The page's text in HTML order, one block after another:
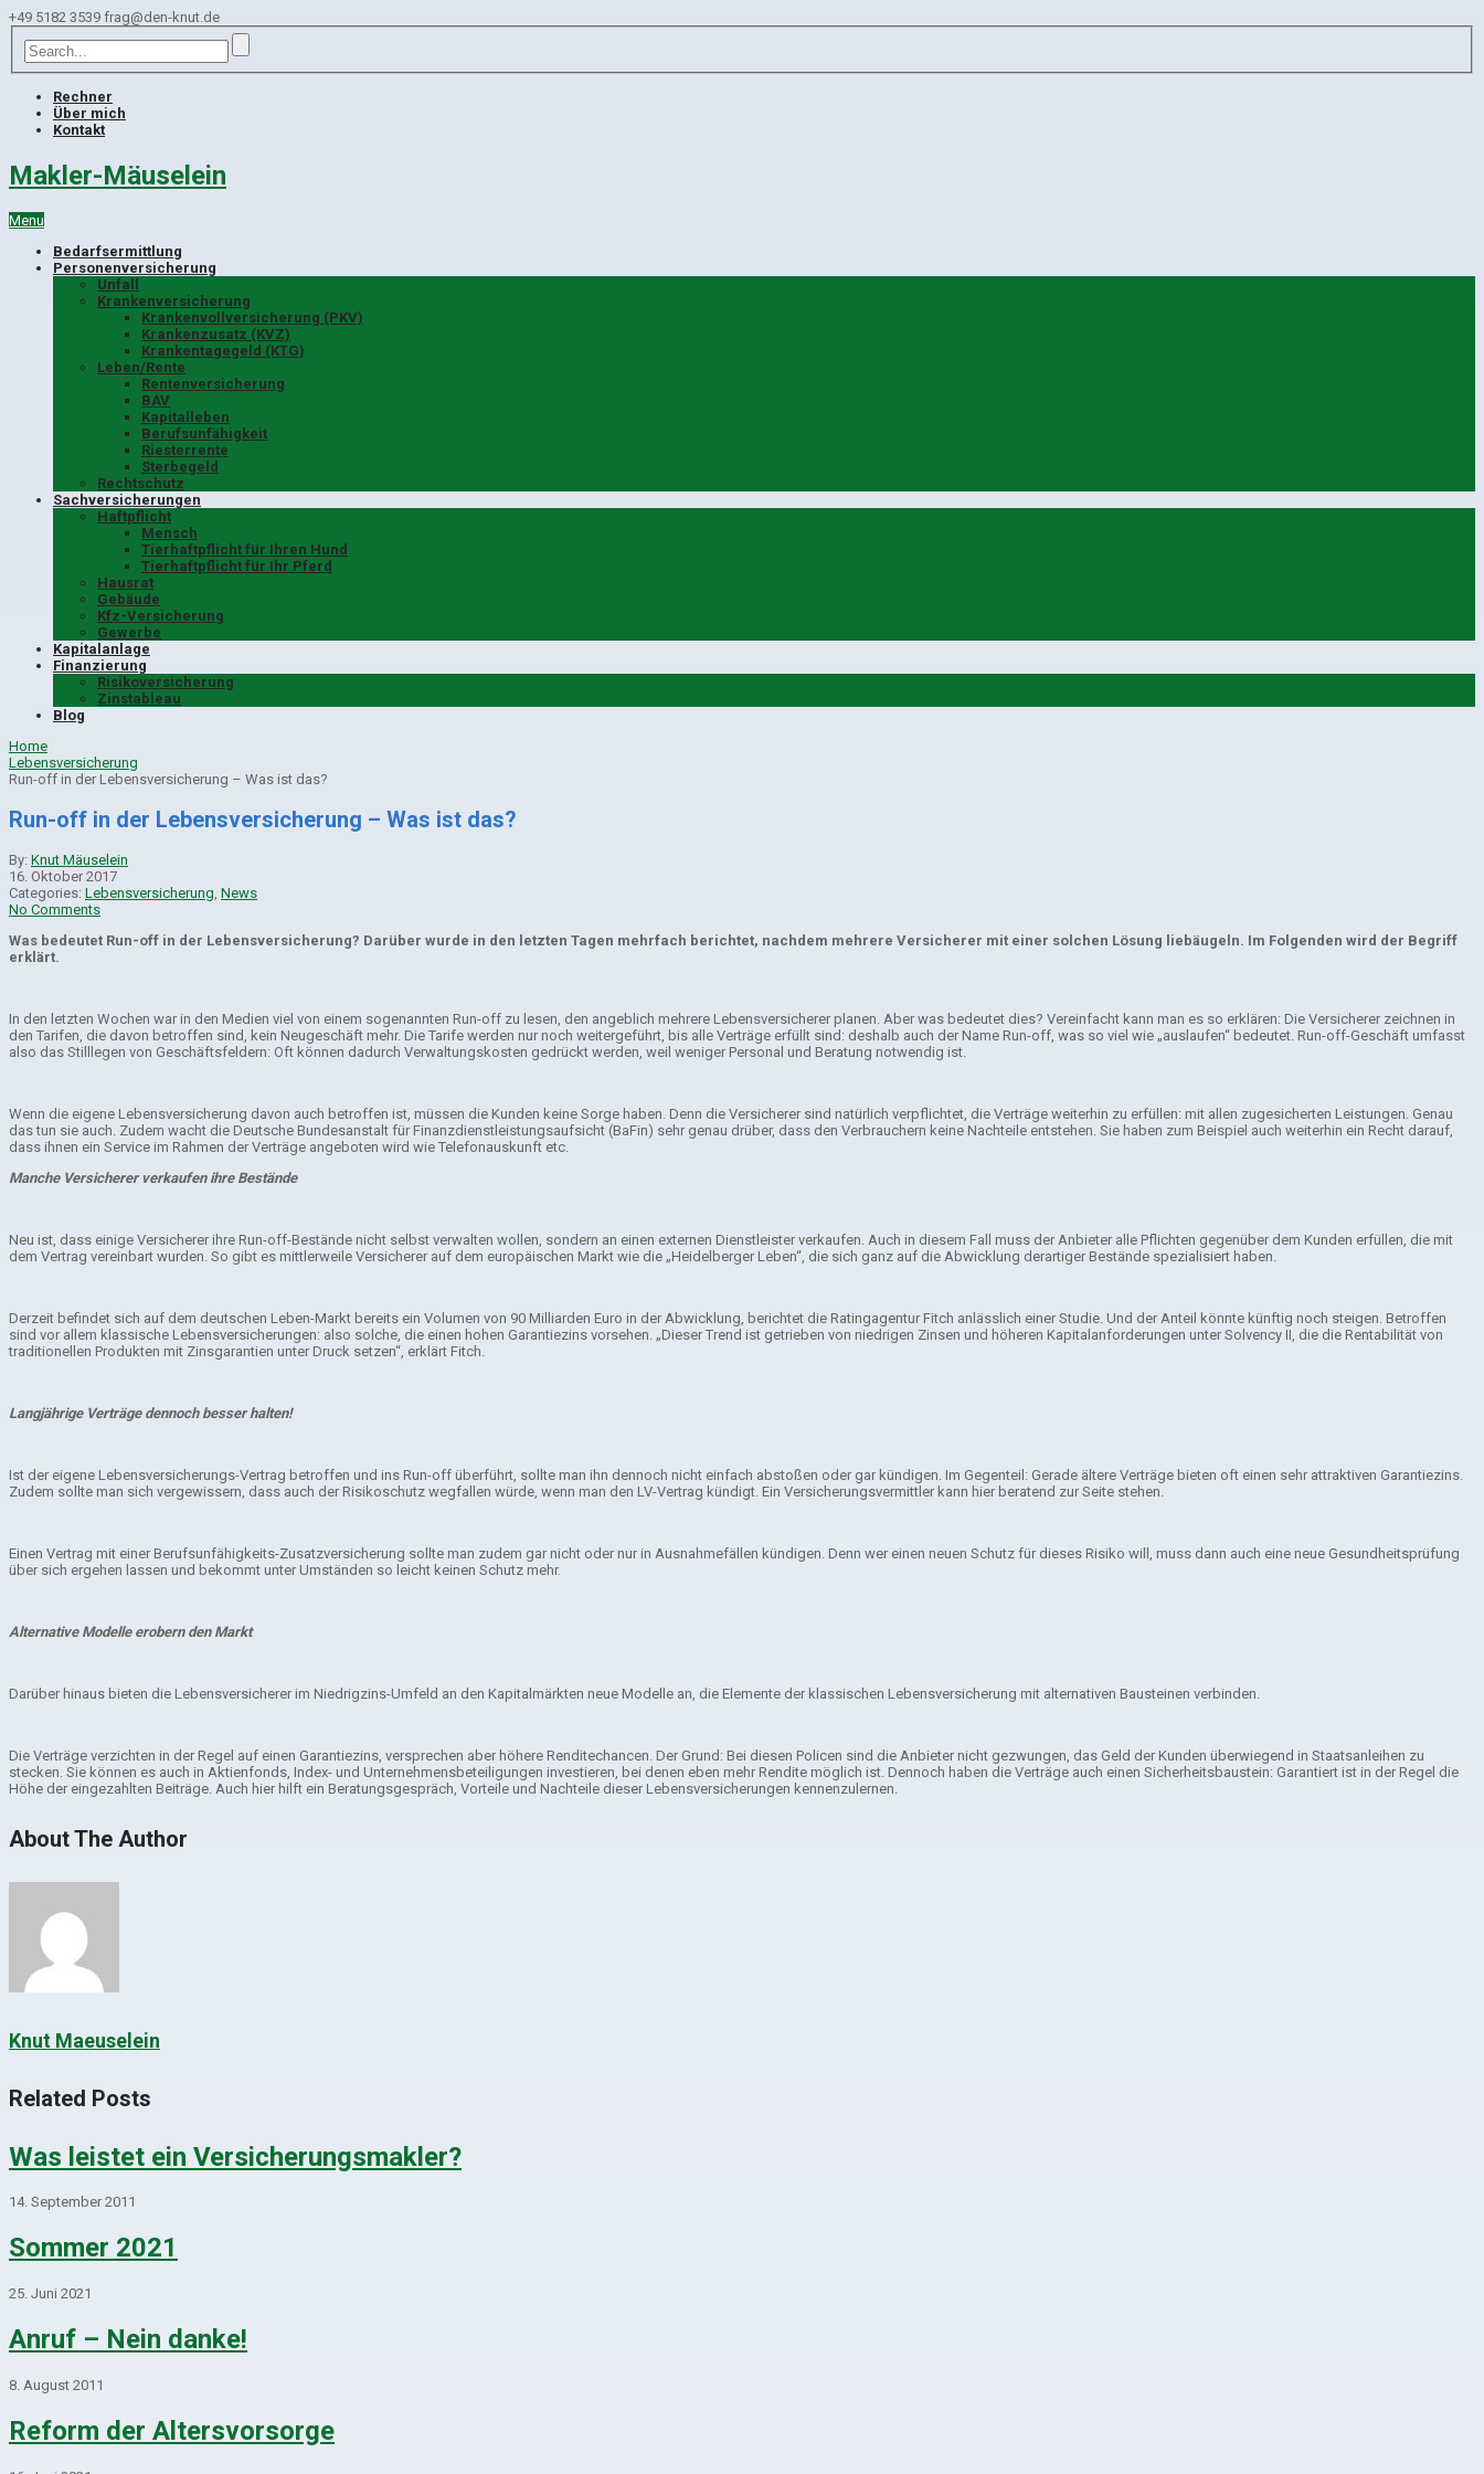
+49 5182 3539 frag@den-knut.de
Rechner
Über mich
Kontakt
Makler-Mäuselein
Menu
Bedarfsermittlung
Personenversicherung
Unfall
Krankenversicherung
Krankenvollversicherung (PKV)
Krankenzusatz (KVZ)
Krankentagegeld (KTG)
Leben/Rente
Rentenversicherung
BAV
Kapitalleben
Berufsunfähigkeit
Riesterrente
Sterbegeld
Rechtschutz
Sachversicherungen
Haftpflicht
Mensch
Tierhaftpflicht für Ihren Hund
Tierhaftpflicht für Ihr Pferd
Hausrat
Gebäude
Kfz-Versicherung
Gewerbe
Kapitalanlage
Finanzierung
Risikoversicherung
Zinstableau
Blog
Home
Lebensversicherung
Run-off in der Lebensversicherung – Was ist das?
Run-off in der Lebensversicherung – Was ist das?
By: Knut Mäuselein
16. Oktober 2017
Categories: Lebensversicherung News
No Comments
Was bedeutet Run-off in der Lebensversicherung? Darüber wurde in den letzten Tagen mehrfach berichtet, nachdem mehrere Versicherer mit einer solchen Lösung liebäugeln. Im Folgenden wird der Begriff
erklärt.
In den letzten Wochen war in den Medien viel von einem sogenannten Run-off zu lesen, den angeblich mehrere Lebensversicherer planen. Aber was bedeutet dies? Vereinfacht kann man es so erklären: Die Versicherer zeichnen in
den Tarifen, die davon betroffen sind, kein Neugeschäft mehr. Die Tarife werden nur noch weitergeführt, bis alle Verträge erfüllt sind: deshalb auch der Name Run-off, was so viel wie „auslaufen“ bedeutet. Run-off-Geschäft umfasst
also das Stilllegen von Geschäftsfeldern: Oft können dadurch Verwaltungskosten gedrückt werden, weil weniger Personal und Beratung notwendig ist.
Wenn die eigene Lebensversicherung davon auch betroffen ist, müssen die Kunden keine Sorge haben. Denn die Versicherer sind natürlich verpflichtet, die Verträge weiterhin zu erfüllen: mit allen zugesicherten Leistungen. Genau
das tun sie auch. Zudem wacht die Deutsche Bundesanstalt für Finanzdienstleistungsaufsicht (BaFin) sehr genau drüber, dass den Verbrauchern keine Nachteile entstehen. Sie haben zum Beispiel auch weiterhin ein Recht darauf,
dass ihnen ein Service im Rahmen der Verträge angeboten wird wie Telefonauskunft etc.
Manche Versicherer verkaufen ihre Bestände
Neu ist, dass einige Versicherer ihre Run-off-Bestände nicht selbst verwalten wollen, sondern an einen externen Dienstleister verkaufen. Auch in diesem Fall muss der Anbieter alle Pflichten gegenüber dem Kunden erfüllen, die mit
dem Vertrag vereinbart wurden. So gibt es mittlerweile Versicherer auf dem europäischen Markt wie die „Heidelberger Leben“, die sich ganz auf die Abwicklung derartiger Bestände spezialisiert haben.
Derzeit befindet sich auf dem deutschen Leben-Markt bereits ein Volumen von 90 Milliarden Euro in der Abwicklung, berichtet die Ratingagentur Fitch anlässlich einer Studie. Und der Anteil könnte künftig noch steigen. Betroffen
sind vor allem klassische Lebensversicherungen: also solche, die einen hohen Garantiezins vorsehen. „Dieser Trend ist getrieben von niedrigen Zinsen und höheren Kapitalanforderungen unter Solvency II, die die Rentabilität von
traditionellen Produkten mit Zinsgarantien unter Druck setzen“, erklärt Fitch.
Langjährige Verträge dennoch besser halten!
Ist der eigene Lebensversicherungs-Vertrag betroffen und ins Run-off überführt, sollte man ihn dennoch nicht einfach abstoßen oder gar kündigen. Im Gegenteil: Gerade ältere Verträge bieten oft einen sehr attraktiven Garantiezins.
Zudem sollte man sich vergewissern, dass auch der Risikoschutz wegfallen würde, wenn man den LV-Vertrag kündigt. Ein Versicherungsvermittler kann hier beratend zur Seite stehen.
Einen Vertrag mit einer Berufsunfähigkeits-Zusatzversicherung sollte man zudem gar nicht oder nur in Ausnahmefällen kündigen. Denn wer einen neuen Schutz für dieses Risiko will, muss dann auch eine neue Gesundheitsprüfung
über sich ergehen lassen und bekommt unter Umständen so leicht keinen Schutz mehr.
Alternative Modelle erobern den Markt
Darüber hinaus bieten die Lebensversicherer im Niedrigzins-Umfeld an den Kapitalmärkten neue Modelle an, die Elemente der klassischen Lebensversicherung mit alternativen Bausteinen verbinden.
Die Verträge verzichten in der Regel auf einen Garantiezins, versprechen aber höhere Renditechancen. Der Grund: Bei diesen Policen sind die Anbieter nicht gezwungen, das Geld der Kunden überwiegend in Staatsanleihen zu
stecken. Sie können es auch in Aktienfonds, Index- und Unternehmensbeteiligungen investieren, bei denen eben mehr Rendite möglich ist. Dennoch haben die Verträge auch einen Sicherheitsbaustein: Garantiert ist in der Regel die
Höhe der eingezahlten Beiträge. Auch hier hilft ein Beratungsgespräch, Vorteile und Nachteile dieser Lebensversicherungen kennenzulernen.
About The Author
Knut Maeuselein
Related Posts
Was leistet ein Versicherungsmakler?
14. September 2011
Sommer 2021
25. Juni 2021
Anruf – Nein danke!
8. August 2011
Reform der Altersvorsorge